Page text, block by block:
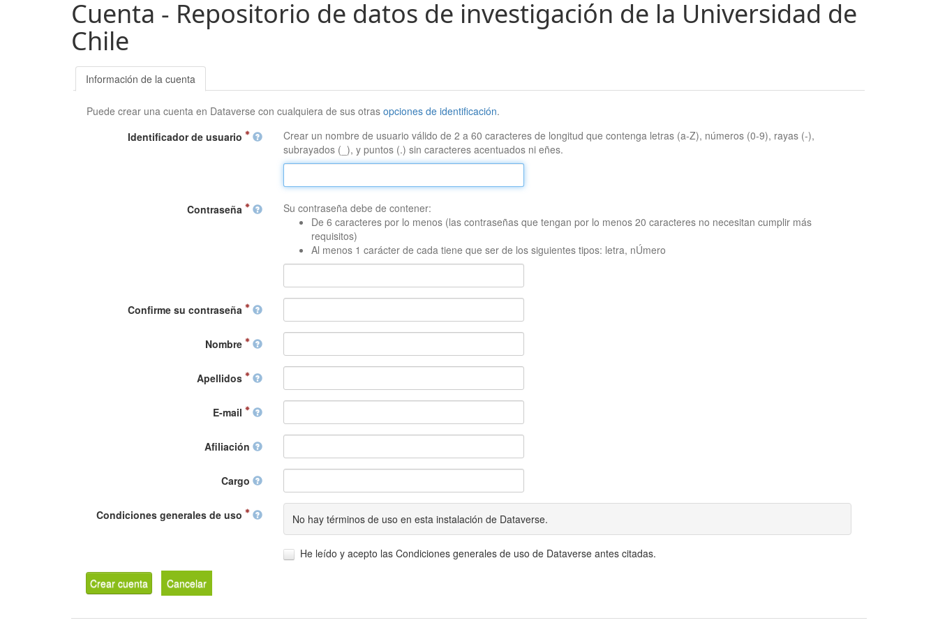
Cuenta - Repositorio de datos de investigación de la Universidad de
Chile
Información de la cuenta
Puede crear una cuenta en Dataverse con cualquiera de sus otrasopciones de identificación.
Identificador de usuario
Crear un nombre de usuario válido de 2 a 60 caracteres de longitud que contenga letras (a-Z), números (0-9), rayas (-),
subrayados (_), y puntos (.) sin caracteres acentuados ni eñes.
Contraseña
Su contraseña debe de contener:
De 6 caracteres por lo menos (las contraseñas que tengan por lo menos 20 caracteres no necesitan cumplir más
requisitos)
Al menos 1 carácter de cada tiene que ser de los siguientes tipos: letra, nÚmero
Confirme su contraseña
Nombre
Apellidos
E-mail
Afiliación
Cargo
Condiciones generales de uso No hay términos de uso en esta instalación de Dataverse.
He leído y acepto las Condiciones generales de uso de Dataverse antes citadas.
Crear cuenta Cancelar